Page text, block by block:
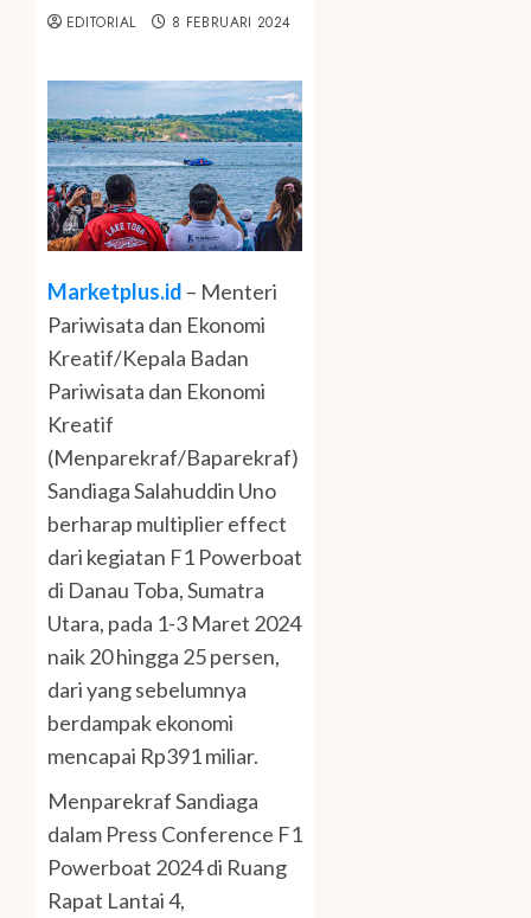
EDITORIAL 8 FEBRUARI 2024
Marketplus.id – Menteri
Pariwisata dan Ekonomi
Kreatif/Kepala Badan
Pariwisata dan Ekonomi
Kreatif
(Menparekraf/Baparekraf)
Sandiaga Salahuddin Uno
berharap multiplier effect
dari kegiatan F1 Powerboat
di Danau Toba, Sumatra
Utara, pada 1-3 Maret 2024
naik 20 hingga 25 persen,
dari yang sebelumnya
berdampak ekonomi
mencapai Rp391 miliar.
Menparekraf Sandiaga
dalam Press Conference F1
Powerboat 2024 di Ruang
Rapat Lantai 4,